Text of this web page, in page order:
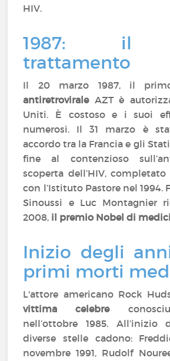
HIV.
1987: il
trattamento
Il 20 marzo 1987, il
antiretroviraleAZT è
Uniti. È costoso e i suoi
numerosi. Il 31 marzo è
accordo tra la Francia e gli
fine al contenzioso
scoperta dell’HIV,
con l’Istituto Pastore nel 1994.
Sinoussi e Luc Montagnier
2008, il premio Nobel di
Inizio degli
primi morti
L'attore americano Rock
vittima celebre
nell’ottobre 1985.
diverse stelle cadono:
novembre 1991, Rudolf